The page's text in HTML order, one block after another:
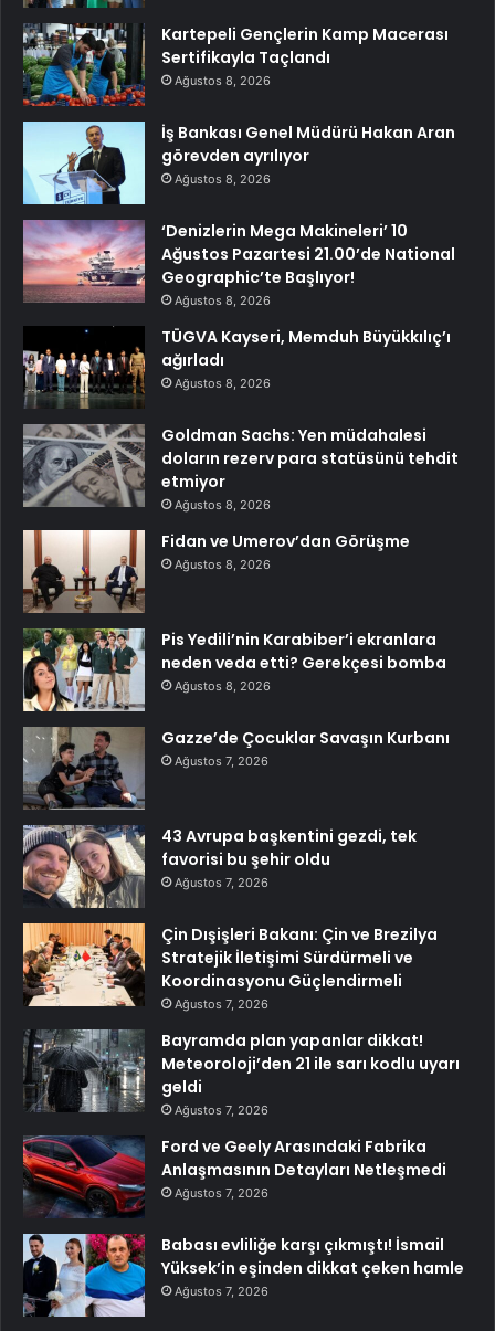
Kartepeli Gençlerin Kamp Macerası
Sertifikayla Taçlandı
Ağustos 8, 2026
İş Bankası Genel Müdürü Hakan Aran
görevden ayrılıyor
Ağustos 8, 2026
‘Denizlerin Mega Makineleri’ 10
Ağustos Pazartesi 21.00’de National
Geographic’te Başlıyor!
Ağustos 8, 2026
TÜGVA Kayseri, Memduh Büyükkılıç’ı
ağırladı
Ağustos 8, 2026
Goldman Sachs: Yen müdahalesi
doların rezerv para statüsünü tehdit
etmiyor
Ağustos 8, 2026
Fidan ve Umerov’dan Görüşme
Ağustos 8, 2026
Pis Yedili’nin Karabiber’i ekranlara
neden veda etti? Gerekçesi bomba
Ağustos 8, 2026
Gazze’de Çocuklar Savaşın Kurbanı
Ağustos 7, 2026
43 Avrupa başkentini gezdi, tek
favorisi bu şehir oldu
Ağustos 7, 2026
Çin Dışişleri Bakanı: Çin ve Brezilya
Stratejik İletişimi Sürdürmeli ve
Koordinasyonu Güçlendirmeli
Ağustos 7, 2026
Bayramda plan yapanlar dikkat!
Meteoroloji’den 21 ile sarı kodlu uyarı
geldi
Ağustos 7, 2026
Ford ve Geely Arasındaki Fabrika
Anlaşmasının Detayları Netleşmedi
Ağustos 7, 2026
Babası evliliğe karşı çıkmıştı! İsmail
Yüksek’in eşinden dikkat çeken hamle
Ağustos 7, 2026